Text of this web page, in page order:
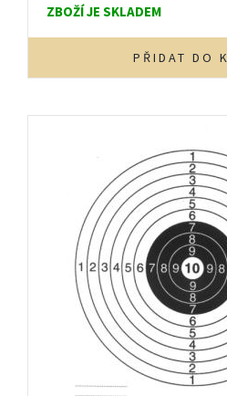
ZBOŽÍ JE SKLADEM
PŘIDAT DO